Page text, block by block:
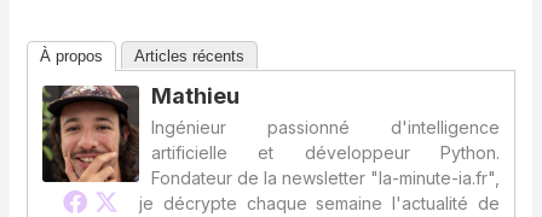
À propos Articles récents
Mathieu
Ingénieur passionné d'intelligence
artificielle et développeur Python.
Fondateur de la newsletter "la-minute-ia.fr",
je décrypte chaque semaine l'actualité de